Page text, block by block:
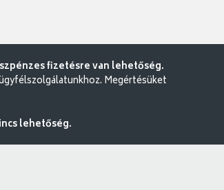
fizetésre van lehetőség.
Megértésüket
lehetőség.